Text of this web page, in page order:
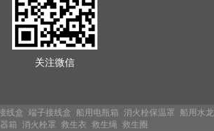
关注微信
线盒 端子接线盒 船用电瓶箱 消火栓保温罩
船用水龙
箱 消火栓罩 救生衣 救生绳 救生圈